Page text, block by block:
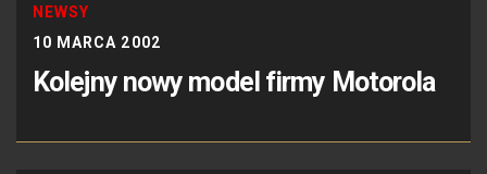
NEWSY
10 MARCA 2002
Kolejny nowy model firmy Motorola